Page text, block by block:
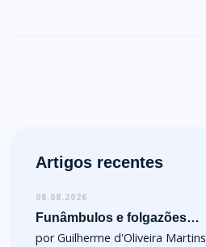
Artigos recentes
08.08.2026
Funâmbulos e folgazões…
por Guilherme d'Oliveira Martins